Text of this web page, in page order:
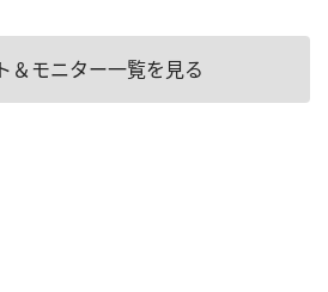
＆モニター一覧を見る